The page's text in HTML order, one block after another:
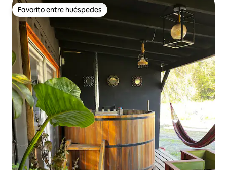
Favorito entre huéspedes
Favorito entre huéspedes